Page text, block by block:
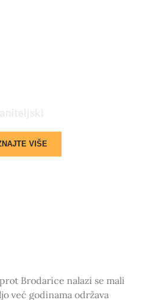
VIŠE
Brodarice nalazi se mali
već godinama održava